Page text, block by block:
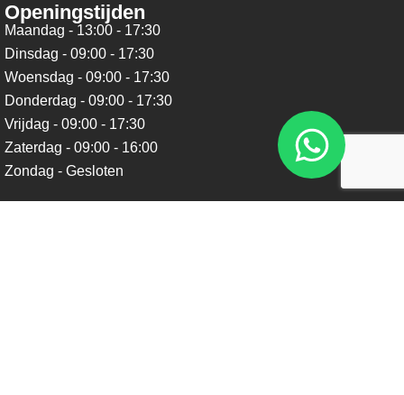
Openingstijden
Maandag - 13:00 - 17:30
Dinsdag - 09:00 - 17:30
Woensdag - 09:00 - 17:30
Donderdag - 09:00 - 17:30
Vrijdag - 09:00 - 17:30
Zaterdag - 09:00 - 16:00
Zondag - Gesloten